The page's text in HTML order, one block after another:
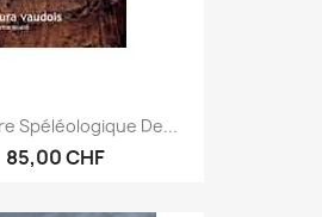
Spéléologique De...
85,00 CHF